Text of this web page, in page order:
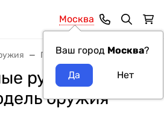
Москва
Ваш город Москва?
Пистолетные рукоятки
рукоятки Fab
оружия